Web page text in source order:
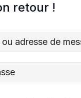
retour !